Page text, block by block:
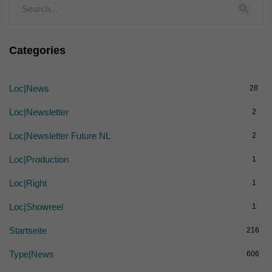
Categories
Loc|News 28
Loc|Newsletter 2
Loc|Newsletter Future NL 2
Loc|Production 1
Loc|Right 1
Loc|Showreel 1
Startseite 216
Type|News 606